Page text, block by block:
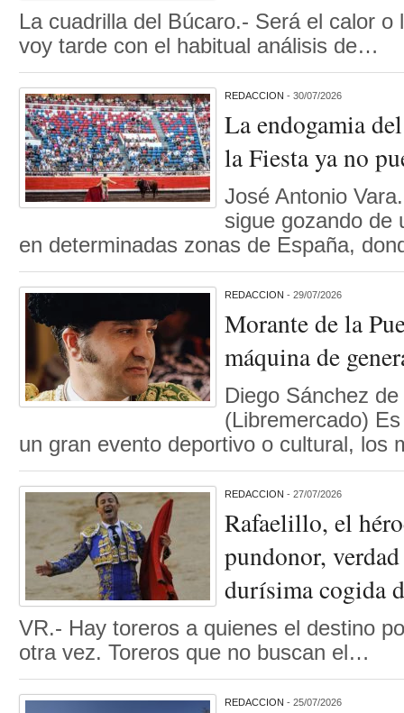
La cuadrilla del Búcaro.- Será el calor o
voy tarde con el habitual análisis de…
REDACCION - 30/07/2026
La endogamia
la Fiesta ya no
José Antonio
sigue gozando de
en determinadas zonas de España,
REDACCION - 29/07/2026
Morante de la
máquina de
Diego Sánchez
(Libremercado)
un gran evento deportivo o cultural, los
REDACCION - 27/07/2026
Rafaelillo, el
pundonor,
durísima cogida
VR.- Hay toreros a quienes el destino
otra vez. Toreros que no buscan el…
REDACCION - 25/07/2026